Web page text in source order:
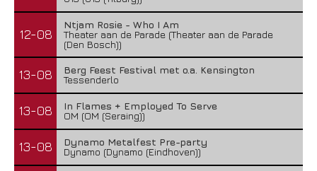
12-08
Ntjam Rosie - Who I Am
Theater aan de Parade (Theater aan de Parade
(Den Bosch))
13-08
Berg Feest Festival met o.a. Kensington
Tessenderlo
13-08
In Flames + Employed To Serve
OM (OM (Seraing))
13-08
Dynamo Metalfest Pre-party
Dynamo (Dynamo (Eindhoven))